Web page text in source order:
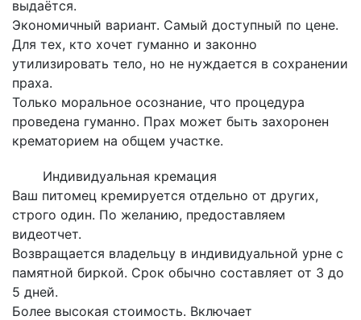
выдаётся.
Экономичный вариант. Самый доступный по цене.
Для тех, кто хочет гуманно и законно
утилизировать тело, но не нуждается в сохранении
праха.
Только моральное осознание, что процедура
проведена гуманно. Прах может быть захоронен
крематорием на общем участке.
Индивидуальная кремация
Ваш питомец кремируется отдельно от других,
строго один. По желанию, предоставляем
видеотчет.
Возвращается владельцу в индивидуальной урне с
памятной биркой. Срок обычно составляет от 3 до
5 дней.
Более высокая стоимость. Включает